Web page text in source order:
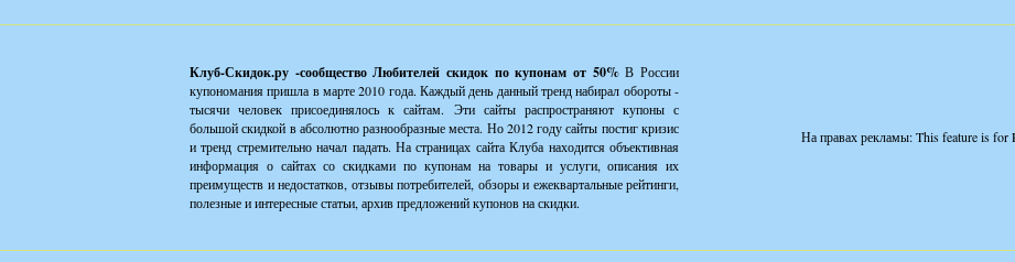
Клуб-Скидок.ру -сообщество Любителей скидок по купонам от 50%В России
купономания пришла в марте 2010 года. Каждый день данный тренд набирал обороты -
тысячи человек присоединялось к сайтам. Эти сайты распространяют купоны с
большой скидкой в абсолютно разнообразные места. Но 2012 году сайты постиг кризис
и тренд стремительно начал падать. На страницах сайта Клуба находится объективная
информация о сайтах со скидками по купонам на товары и услуги, описания их
преимуществ и недостатков, отзывы потребителей, обзоры и ежеквартальные рейтинги,
полезные и интересные статьи, архив предложений купонов на скидки.
На правах рекламы:This feature is for